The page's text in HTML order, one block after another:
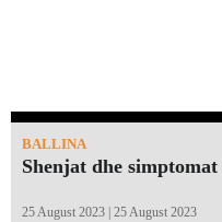
BALLINA
Shenjat dhe
25 August 2023 | 25 August 2023